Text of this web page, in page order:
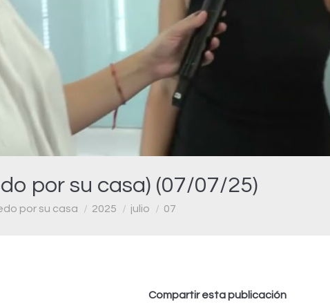
por su casa) (07/07/25)
por su casa 2025 julio 07
Video
Compartir esta publicación